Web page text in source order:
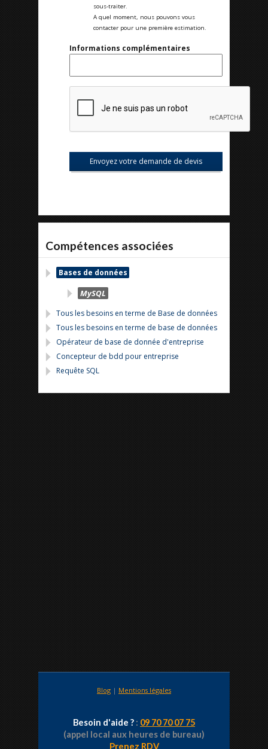
sous-traiter.
A quel moment, nous pouvons vous
contacter pour une première estimation.
Informations complémentaires
Compétences associées
Bases de données
MySQL
Tous les besoins en terme de Base de données
Tous les besoins en terme de base de données
Opérateur de base de donnée d'entreprise
Concepteur de bdd pour entreprise
Requête SQL
Blog | Mentions légales
Besoin d'aide ? : 09 70 70 07 75
(appel local aux heures de bureau)
Prenez RDV